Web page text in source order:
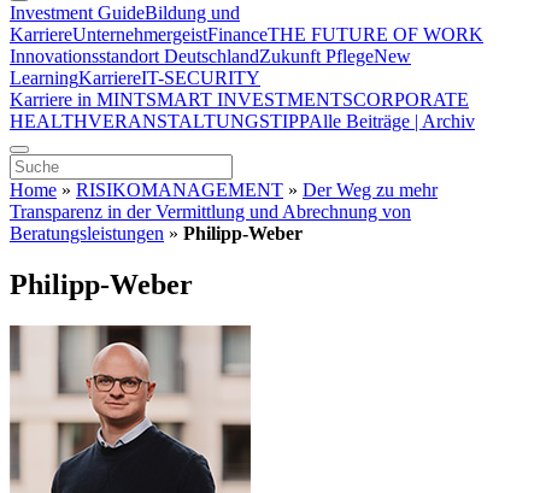
Investment GuideBildung und
KarriereUnternehmergeistFinanceTHE FUTURE OF WORK
Innovationsstandort DeutschlandZukunft PflegeNew
LearningKarriereIT-SECURITY
Karriere in MINTSMART INVESTMENTSCORPORATE
HEALTHVERANSTALTUNGSTIPPAlle Beiträge | Archiv
Home » RISIKOMANAGEMENT » Der Weg zu mehr
Transparenz in der Vermittlung und Abrechnung von
Beratungsleistungen » Philipp-Weber
Philipp-Weber